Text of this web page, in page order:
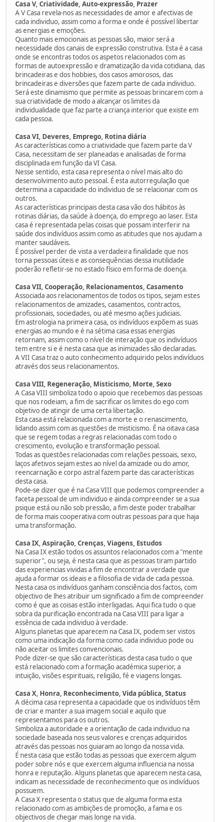
Casa V, Criatividade, Auto-expressão, Prazer
A V Casa revela-nos as necessidades de amor e afectivas de
cada individuo, assim como a forma e onde é possível libertar
as energias e emoções.
Quanto mais emocionais as pessoas são, maior será a
necessidade dos canais de expressão construtiva. Esta é a casa
onde se encontras todos os aspetos relacionados com as
formas de autoexpressão e dramatização da vida cotidiana, das
brincadeiras e dos hobbies, dos casos amorosos, das
brincadeiras e diversões que fazem parte de cada individuo.
Será este dinamismo que permite as pessoas brincarem com a
sua criatividade de modo a alcançar os limites da
individualidade que faz parte a criança interior que existe em
cada pessoa.
Casa VI, Deveres, Emprego, Rotina diária
As características como a criatividade que fazem parte da V
Casa, necessitam de ser planeadas e analisadas de forma
disciplinada em função da VI Casa.
Nesse sentido, esta casa representa o nível mais alto do
desenvolvimento auto pessoal. É esta autorregulação que
determina a capacidade do individuo de se relacionar com os
outros.
As características principais desta casa vão dos hábitos às
rotinas diárias, da saúde à doença, do emprego ao laser. Esta
casa é representada pelas coisas que possam interferir na
saúde dos indivíduos assim como as atitudes que nos ajudam a
manter saudáveis.
É possível perder de vista a verdadeira finalidade que nos
torna pessoas úteis e as consequências dessa inutilidade
poderão refletir-se no estado físico em forma de doença.
Casa VII, Cooperação, Relacionamentos, Casamento
Associada aos relacionamentos de todos os tipos, sejam estes
relacionamentos de amizades, casamentos, contractos,
profissionais, sociedades, ou até mesmo ações judiciais.
Em astrologia na primeira casa, os indivíduos expõem as suas
energias ao mundo e é na sétima casa essas energias
retornam, assim como o nível de interação que os indivíduos
tem entre si e é nesta casa que as inimizades são declaradas.
A VII Casa traz o auto conhecimento adquirido pelos indivíduos
através dos seus relacionamentos.
Casa VIII, Regeneração, Misticismo, Morte, Sexo
A Casa VIII simboliza todo o apoio que recebemos das pessoas
que nos rodeiam, a fim de sacrificar os limites do ego com
objetivo de atingir de uma certa libertação.
Esta casa está relacionada com a morte e o renascimento,
lidando assim com as questões de misticismo. É na oitava casa
que se regem todas a regras relacionadas com todo o
crescimento, evolução e transformação pessoal.
Todas as questões relacionadas com relações pessoais, sexo,
laços afetivos sejam estes ao nível da amizade ou do amor,
reencarnação e corpo astral fazem parte das características
desta casa.
Pode-se dizer que é na Casa VIII que podemos compreender a
faceta pessoal de um individuo e ainda compreender se a sua
psique está ou não sob pressão, a fim deste poder trabalhar
de forma mais cooperativa com outras pessoas para que haja
uma transformação.
Casa IX, Aspiração, Crenças, Viagens, Estudos
Na Casa IX estão todos os assuntos relacionados com a "mente
superior", ou seja, é nesta casa que as pessoas tiram partido
das experiencias vividas a fim de encontrar a verdade que
ajuda a formar os ideais e a filosofia de vida de cada pessoa.
Nesta casa os indivíduos ganham consciência dos factos, com
objectivo de lhes atribuir um significado a fim de compreender
como é que as coisas estão interligadas. Aqui fica tudo o que
sobra da purificação encontrada na Casa VIII para ligar a
essência de cada individuo à verdade.
Alguns planetas que aparecem na Casa IX, podem ser vistos
como uma indicação da forma como cada individuo pode ou
não aceitar os limites convencionais.
Pode dizer-se que são características desta casa tudo o que
está relacionado com a formação académica superior, a
intuição, visões espirituais, religião, fé e viagens longas.
Casa X, Honra, Reconhecimento, Vida pública, Status
A décima casa representa a capacidade que os indivíduos têm
de criar e manter a sua imagem social e aquilo que
representamos para os outros.
Simboliza a autoridade e a orientação de cada individuo na
sociedade baseada nos seus valores e crenças adquiridos
através das pessoas nos guiaram ao longo da nossa vida.
É nesta casa que estão todas as pessoas que exercem algum
poder sobre nós e que exercem alguma influencia na nossa
honra e reputação. Alguns planetas que aparecem nesta casa,
indicam as necessidade de reconhecimento que os indivíduos
possuem.
A Casa X representa o status que de alguma forma esta
relacionado com as ambições de promoção, a fama e os
objectivos de chegar mais longe na vida.